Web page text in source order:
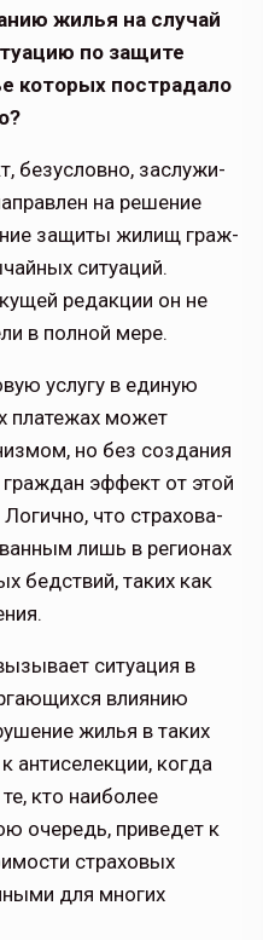
жилья на случай
по защите
которых пострадало
безусловно, заслужи­
на решение
защиты жилищ граж­
ситуаций.
редакции он не
в полной мере.
услугу в еди­ную
платежах может
но без создания
эффект от этой
что страхова­
лишь в регионах
бедствий, таких как
ситуация в
влиянию
жилья в таких
анти­селекции, когда
кто наиболее
очередь, приведет к
страховых
для многих